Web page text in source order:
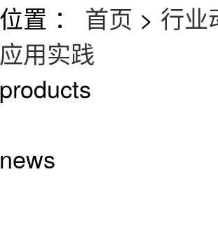
置 ： 首页 > 行业
用实践
products
news